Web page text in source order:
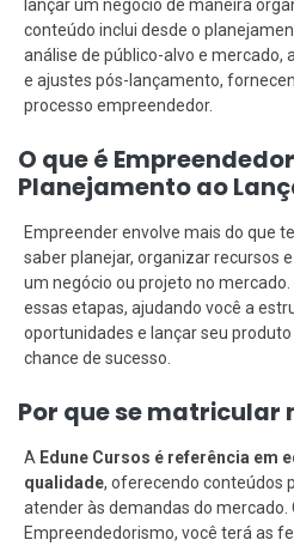
lançar um negócio de maneira
conteúdo inclui desde o
análise de público-alvo e mercado,
e ajustes pós-lançamento,
processo empreendedor.
O que é
Planejamento ao
Empreender envolve mais do que
saber planejar, organizar recursos
um negócio ou projeto no
essas etapas, ajudando você a
oportunidades e lançar seu
chance de sucesso.
Por que se matricular
A Edune Cursos é referência em
qualidade, oferecendo conteúdos
atender às demandas do mercado.
Empreendedorismo, você terá as